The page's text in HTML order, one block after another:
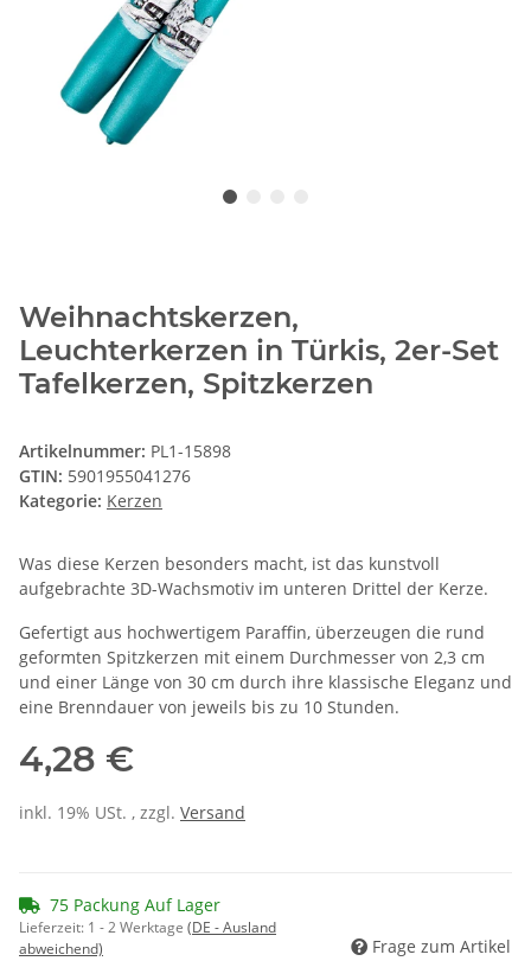
Weihnachtskerzen,
Leuchterkerzen in Türkis, 2er-Set
Tafelkerzen, Spitzkerzen
Artikelnummer: PL1-15898
GTIN: 5901955041276
Kategorie: Kerzen
Was diese Kerzen besonders macht, ist das kunstvoll
aufgebrachte 3D-Wachsmotiv im unteren Drittel der Kerze.
Gefertigt aus hochwertigem Paraffin, überzeugen die rund
geformten Spitzkerzen mit einem Durchmesser von 2,3 cm
und einer Länge von 30 cm durch ihre klassische Eleganz und
eine Brenndauer von jeweils bis zu 10 Stunden.
4,28 €
inkl. 19% USt. , zzgl. Versand
75 Packung Auf Lager
Lieferzeit: 1 - 2 Werktage (DE - Ausland
abweichend)
Frage zum Artikel